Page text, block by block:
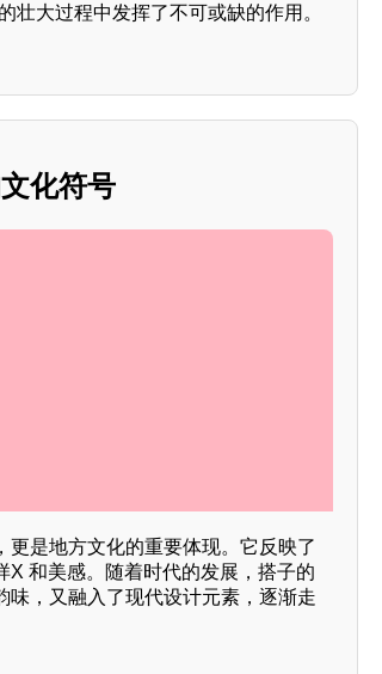
壮大过程中发挥了不可或缺的作用。
化符号
是地方文化的重要体现。它反映了
和美感。随着时代的发展，搭子的
，又融入了现代设计元素，逐渐走